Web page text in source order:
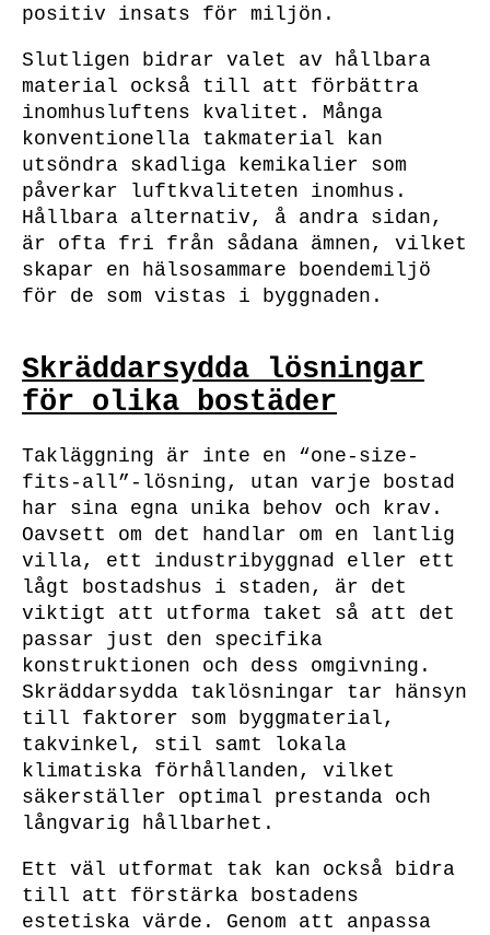
positiv insats för miljön.
Slutligen bidrar valet av hållbara
material också till att förbättra
inomhusluftens kvalitet. Många
konventionella takmaterial kan
utsöndra skadliga kemikalier som
påverkar luftkvaliteten inomhus.
Hållbara alternativ, å andra sidan,
är ofta fri från sådana ämnen, vilket
skapar en hälsosammare boendemiljö
för de som vistas i byggnaden.
Skräddarsydda lösningar
för olika bostäder
Takläggning är inte en “one-size-
fits-all”-lösning, utan varje bostad
har sina egna unika behov och krav.
Oavsett om det handlar om en lantlig
villa, ett industribyggnad eller ett
lågt bostadshus i staden, är det
viktigt att utforma taket så att det
passar just den specifika
konstruktionen och dess omgivning.
Skräddarsydda taklösningar tar hänsyn
till faktorer som byggmaterial,
takvinkel, stil samt lokala
klimatiska förhållanden, vilket
säkerställer optimal prestanda och
långvarig hållbarhet.
Ett väl utformat tak kan också bidra
till att förstärka bostadens
estetiska värde. Genom att anpassa